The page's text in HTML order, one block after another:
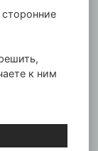
связи,
к ним